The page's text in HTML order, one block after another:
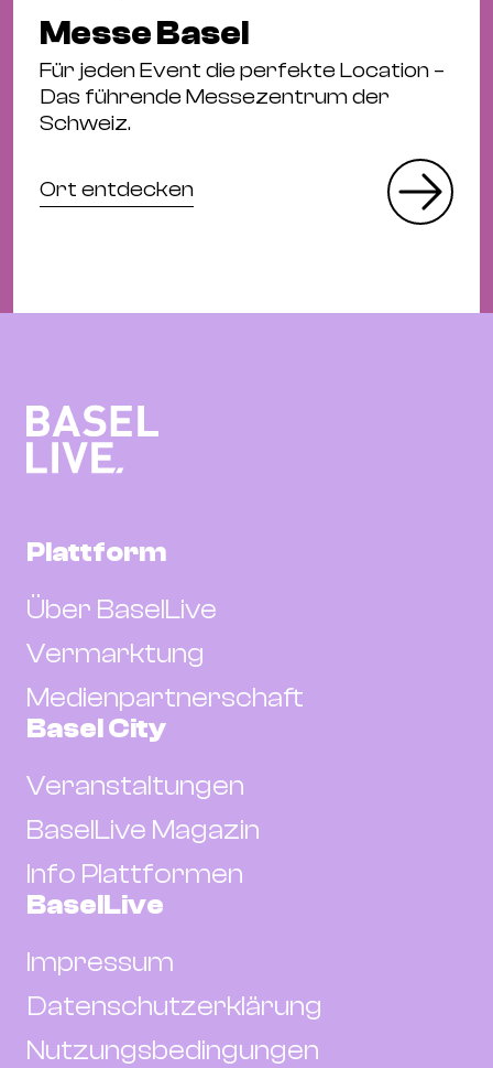
Messe Basel
Für jeden Event die perfekte Location –
Das führende Messezentrum der
Schweiz.
Ort entdecken
Plattform
Über BaselLive
Vermarktung
Medienpartnerschaft
Basel City
Veranstaltungen
BaselLive Magazin
Info Plattformen
BaselLive
Impressum
Datenschutzerklärung
Nutzungsbedingungen